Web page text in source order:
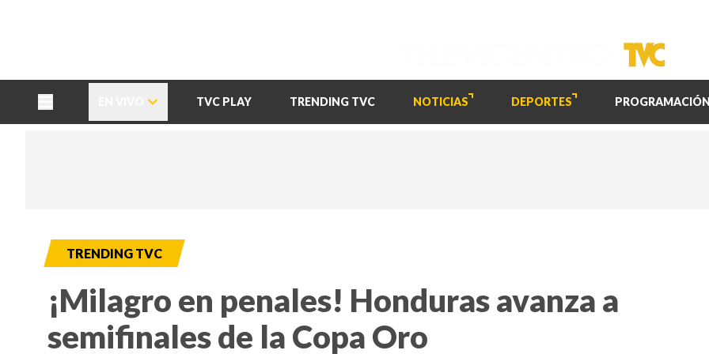
TVC PLAY TRENDING TVC NOTICIAS DEPORTES PROGRAMACIÓN
TRENDING TVC
¡Milagro en penales! Honduras avanza a
semifinales de la Copa Oro